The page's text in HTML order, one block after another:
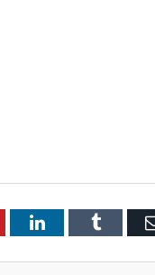
LinkedInTumblr